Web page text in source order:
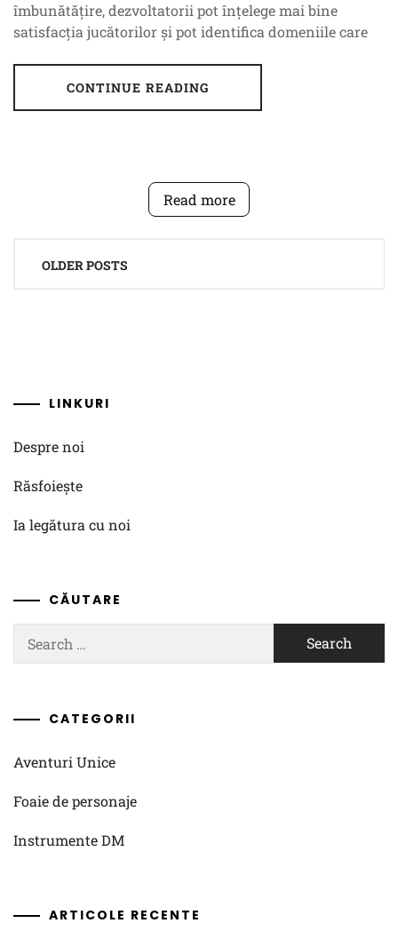
îmbunătățire, dezvoltatorii pot înțelege mai bine
satisfacția jucătorilor și pot identifica domeniile care
CONTINUE READING
Read more
navigation
OLDER POSTS
LINKURI
Despre noi
Răsfoiește
Ia legătura cu noi
CĂUTARE
for:
CATEGORII
Aventuri Unice
Foaie de personaje
Instrumente DM
ARTICOLE RECENTE